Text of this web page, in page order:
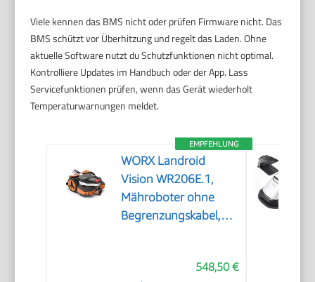
Viele kennen das BMS nicht oder prüfen Firmware nicht. Das
BMS schützt vor Überhitzung und regelt das Laden. Ohne
aktuelle Software nutzt du Schutzfunktionen nicht optimal.
Kontrolliere Updates im Handbuch oder der App. Lass
Servicefunktionen prüfen, wenn das Gerät wiederholt
Temperaturwarnungen meldet.
EMPFEHLUNG
WORX Landroid
Vision WR206E.1,
Mähroboter ohne
Begrenzungskabel,
548,50 €